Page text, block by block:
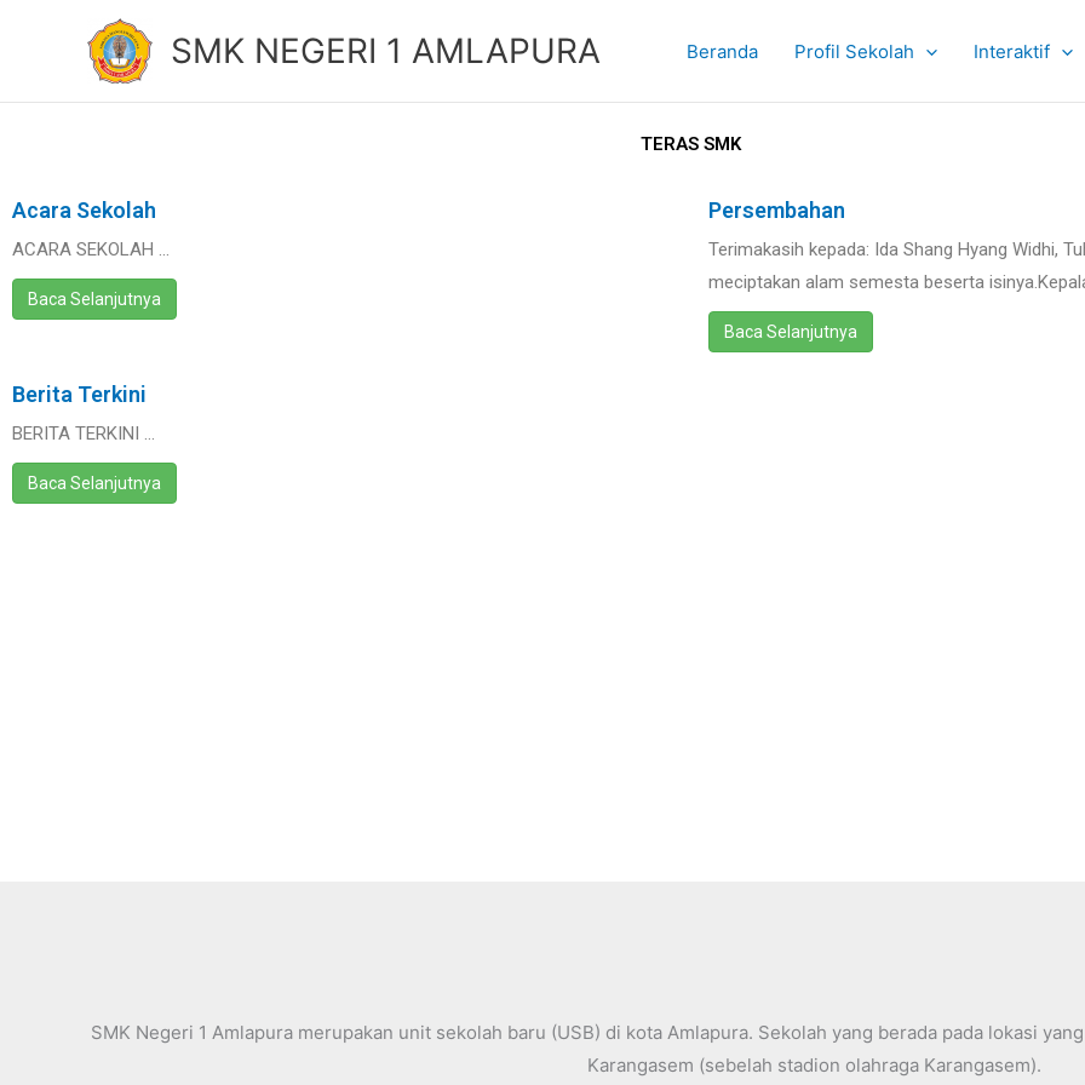
SMK NEGERI 1 AMLAPURA Beranda Profil Sekolah Interaktif
TERAS SMK
Acara Sekolah
ACARA SEKOLAH …
Baca Selanjutnya
Persembahan
Terimakasih kepada: Ida Shang Hyang Widhi,
meciptakan alam semesta beserta
Baca Selanjutnya
Berita Terkini
BERITA TERKINI …
Baca Selanjutnya
SMK Negeri 1 Amlapura merupakan unit sekolah baru (USB) di kota Amlapura. Sekolah yang berada pada lokasi
Karangasem (sebelah stadion olahraga Karangasem).